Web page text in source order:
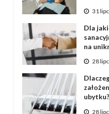
31
Dla
na
28
ubytku?
28